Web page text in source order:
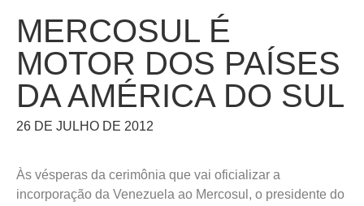
MERCOSUL É
MOTOR DOS PAÍSES
DA AMÉRICA DO SUL
26 DE JULHO DE 2012
Às vésperas da cerimônia que vai oficializar a
incorporação da Venezuela ao Mercosul, o presidente do